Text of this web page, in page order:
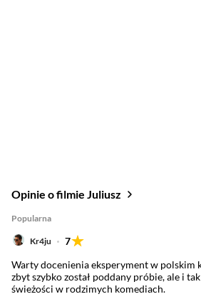
Opinie o filmie Juliusz
Popularna
Kr4ju
7
Warty docenienia eksperyment w polskim
zbyt szybko został poddany próbie, ale i
świeżości w rodzimych komediach.